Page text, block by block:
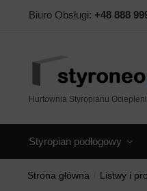
Biuro Obsługi: +48 888
Hurtownia Styropianu
Styropian podłogowy
Strona główna Listwy i